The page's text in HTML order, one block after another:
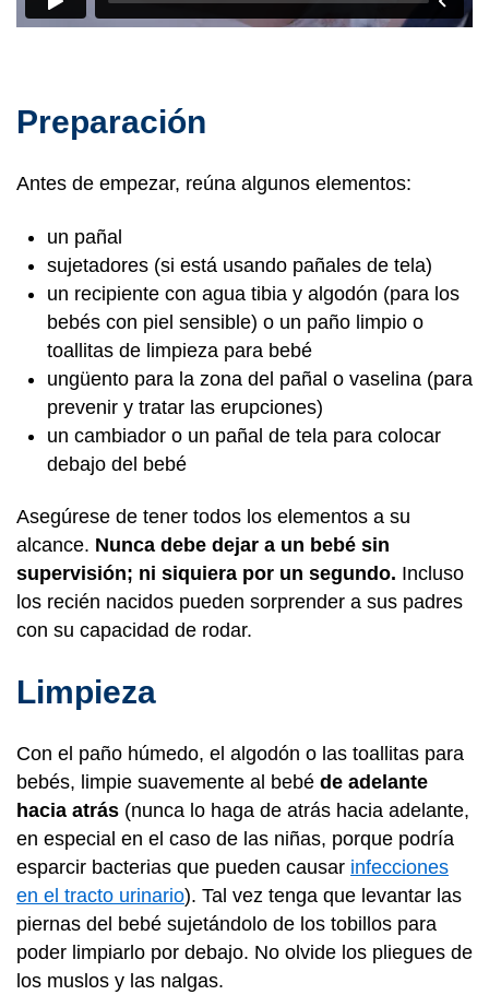
Preparación
Antes de empezar, reúna algunos elementos:
un pañal
sujetadores (si está usando pañales de tela)
un recipiente con agua tibia y algodón (para los
bebés con piel sensible) o un paño limpio o
toallitas de limpieza para bebé
ungüento para la zona del pañal o vaselina (para
prevenir y tratar las erupciones)
un cambiador o un pañal de tela para colocar
debajo del bebé
Asegúrese de tener todos los elementos a su
alcance. Nunca debe dejar a un bebé sin
supervisión; ni siquiera por un segundo. Incluso
los recién nacidos pueden sorprender a sus padres
con su capacidad de rodar.
Limpieza
Con el paño húmedo, el algodón o las toallitas para
bebés, limpie suavemente al bebé de adelante
hacia atrás (nunca lo haga de atrás hacia adelante,
en especial en el caso de las niñas, porque podría
esparcir bacterias que pueden causar infecciones
en el tracto urinario). Tal vez tenga que levantar las
piernas del bebé sujetándolo de los tobillos para
poder limpiarlo por debajo. No olvide los pliegues de
los muslos y las nalgas.